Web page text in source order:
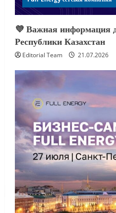
💜 Важная информация
Республики Казахстан
Editorial Team 21.07.2026